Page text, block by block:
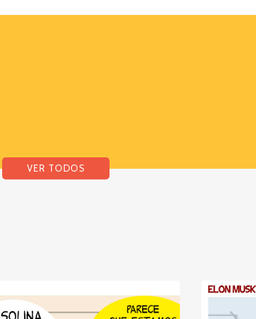
VER TODOS